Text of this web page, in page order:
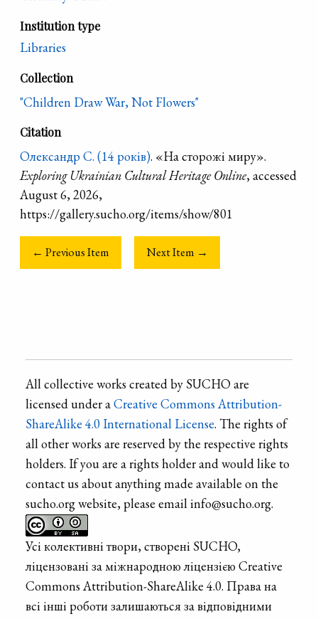
Institution type
Libraries
Collection
"Children Draw War, Not Flowers"
Citation
Олександр С. (14 років). «На сторожі миру».
Exploring Ukrainian Cultural Heritage Online, accessed
August 6, 2026,
https://gallery.sucho.org/items/show/801
← Previous Item Next Item →
All collective works created by SUCHO are
licensed under aCreative Commons Attribution-
ShareAlike 4.0 International License. The rights of
all other works are reserved by the respective rights
holders. If you are a rights holder and would like to
contact us about anything made available on the
sucho.org website, please email info@sucho.org.
Усі колективні твори, створені SUCHO,
ліцензовані за міжнародною ліцензією Creative
Commons Attribution-ShareAlike 4.0. Права на
всі інші роботи залишаються за відповідними